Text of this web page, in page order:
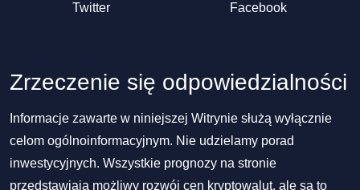
Twitter Facebook
Zrzeczenie się odpowiedzialności
Informacje zawarte w niniejszej Witrynie służą wyłącznie
celom ogólnoinformacyjnym. Nie udzielamy porad
inwestycyjnych. Wszystkie prognozy na stronie
przedstawiają możliwy rozwój cen kryptowalut, ale są to